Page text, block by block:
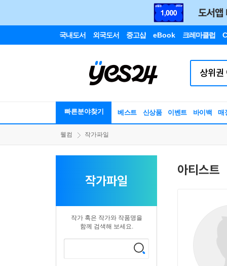
국내도서 외국도서 중고샵 eBook 크레마클럽
빠른분야찾기 베스트 신상품 이벤트 바이백 매
웰컴 작가파일
작가파일
작가 혹은 작가와 작품명을
함께 검색해 보세요.
아티스트